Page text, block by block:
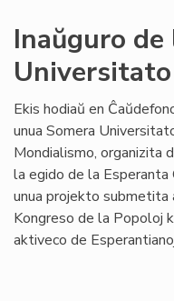
Inaŭguro de
Ekis hodiaŭ en
unua Somera
Mondialismo, organizita
la egido de la
unua projekto
Kongreso de la Popoloj
aktiveco de